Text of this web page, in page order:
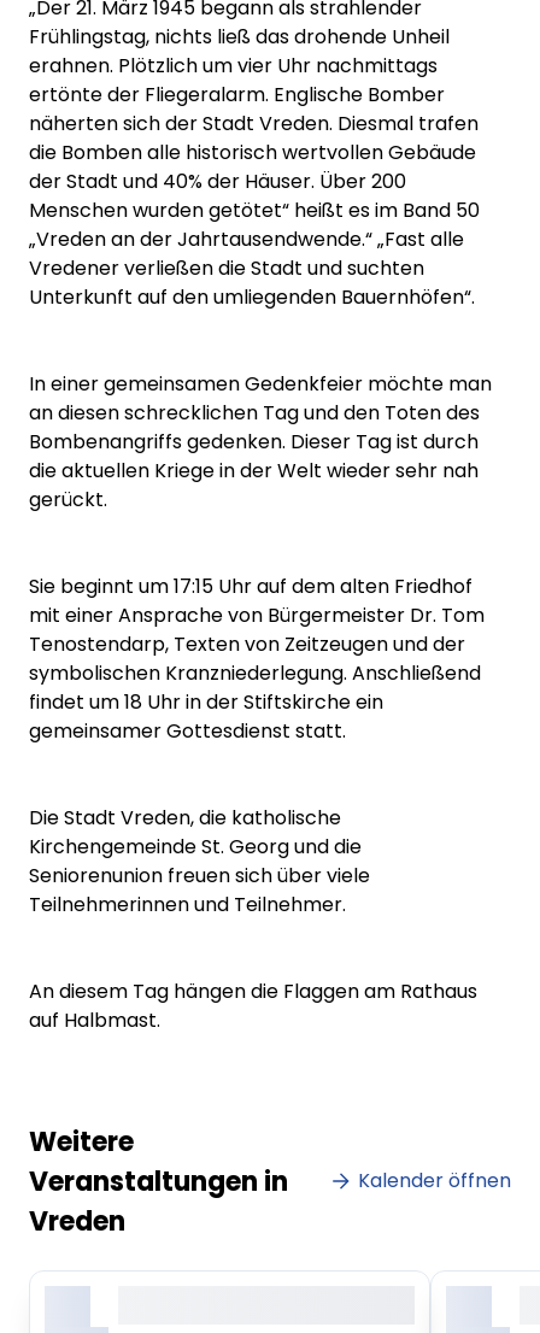
„Der 21. März 1945 begann als strahlender
Frühlingstag, nichts ließ das drohende Unheil
erahnen. Plötzlich um vier Uhr nachmittags
ertönte der Fliegeralarm. Englische Bomber
näherten sich der Stadt Vreden. Diesmal trafen
die Bomben alle historisch wertvollen Gebäude
der Stadt und 40% der Häuser. Über 200
Menschen wurden getötet“ heißt es im Band 50
„Vreden an der Jahrtausendwende.“ „Fast alle
Vredener verließen die Stadt und suchten
Unterkunft auf den umliegenden Bauernhöfen“.
In einer gemeinsamen Gedenkfeier möchte man
an diesen schrecklichen Tag und den Toten des
Bombenangriffs gedenken. Dieser Tag ist durch
die aktuellen Kriege in der Welt wieder sehr nah
gerückt.
Sie beginnt um 17:15 Uhr auf dem alten Friedhof
mit einer Ansprache von Bürgermeister Dr. Tom
Tenostendarp, Texten von Zeitzeugen und der
symbolischen Kranzniederlegung. Anschließend
findet um 18 Uhr in der Stiftskirche ein
gemeinsamer Gottesdienst statt.
Die Stadt Vreden, die katholische
Kirchengemeinde St. Georg und die
Seniorenunion freuen sich über viele
Teilnehmerinnen und Teilnehmer.
An diesem Tag hängen die Flaggen am Rathaus
auf Halbmast.
Weitere
Veranstaltungen in
Vreden
Kalender öffnen
X.